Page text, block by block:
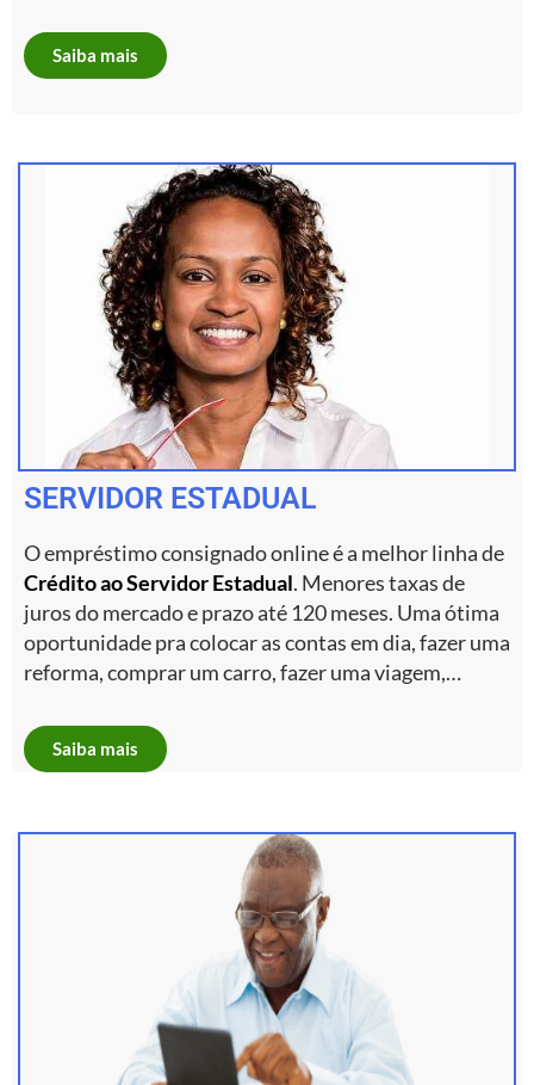
Saiba mais
SERVIDOR ESTADUAL
O empréstimo consignado online é a melhor linha de
Crédito ao Servidor Estadual. Menores taxas de
juros do mercado e prazo até 120 meses. Uma ótima
oportunidade pra colocar as contas em dia, fazer uma
reforma, comprar um carro, fazer uma viagem,…
Saiba mais